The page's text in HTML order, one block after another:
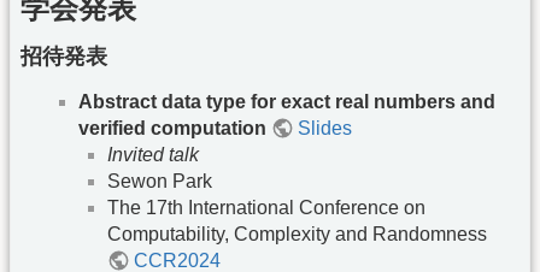
学会発表
招待発表
Abstract data type for exact real numbers and
verified computation
Slides
Invited talk
Sewon Park
The 17th International Conference on
Computability, Complexity and Randomness
CCR2024